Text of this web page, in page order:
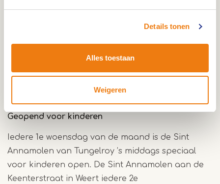
Details tonen
Alles toestaan
Weigeren
molenliefhebbers binnen KempenBroek werken
tegenwoordig aan beide zijden van de grens
nauw samen bij het organiseren van gezamenlijke
activiteiten en evenementen op hun molens.
Geopend voor kinderen
Iedere 1e woensdag van de maand is de Sint
Annamolen van Tungelroy ’s middags speciaal
voor kinderen open. De Sint Annamolen aan de
Keenterstraat in Weert iedere 2e